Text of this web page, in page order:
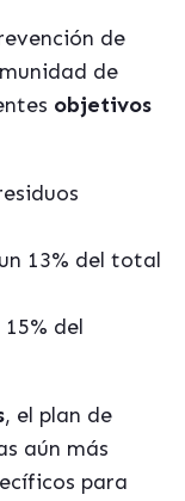
de
de
objetivos
13% del total
del
, el plan de
aún más
para